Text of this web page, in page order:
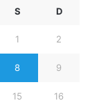
S D
1 2
8 9
15 16